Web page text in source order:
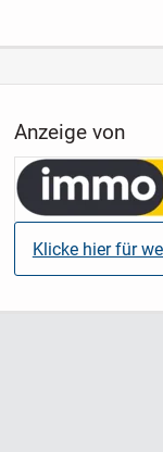
Anzeige von
Klicke hier für